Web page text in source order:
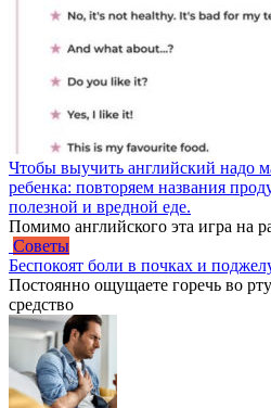
Чтобы выучить английский надо
ребенка: повторяем названия
полезной и вредной еде.
Помимо английского эта игра на
Советы
Бeспокоят боли в почках и
Постоянно ощущaете горечь во
средство